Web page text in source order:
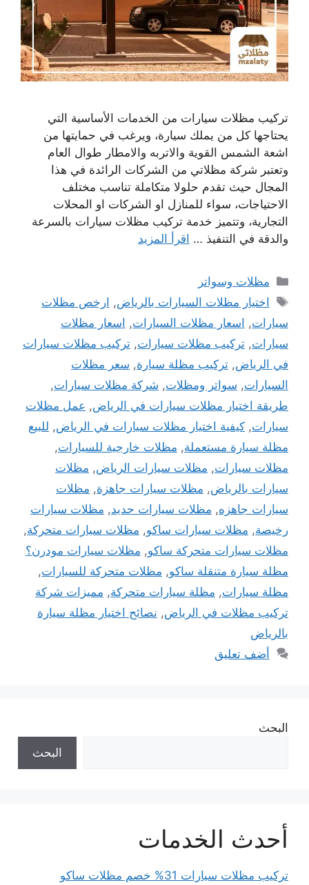
تركيب مظلات سيارات من الخدمات الأساسية التي
يحتاجها كل من يملك سيارة، ويرغب في حمايتها من
اشعة الشمس القوية والاتربه والامطار طوال العام
وتعتبر شركة مظلاتي من الشركات الرائدة في هذا
المجال حيث تقدم حلولا متكاملة تناسب مختلف
الاحتياجات، سواء للمنازل او الشركات او المحلات
التجارية، وتتميز خدمة تركيب مظلات سيارات بالسرعة
والدقة في التنفيذ … اقرأ المزيد
التصنيفات
مظلات وسواتر
الوسوم
اختيار مظلات السيارات بالرياض, ارخص مظلات
سيارات, اسعار مظلات السيارات, اسعار مظلات
سيارات, تركيب مظلات سيارات, تركيب مظلات سيارات
في الرياض, تركيب مظلة سيارة, سعر مظلات
السيارات, سواتر ومظلات, شركة مظلات سيارات,
طريقة اختيار مظلات سيارات في الرياض, عمل مظلات
سيارات, كيفية اختيار مظلات سيارات في الرياض, للبيع
مظلة سيارة مستعملة, مظلات خارجية للسيارات,
مظلات سيارات, مظلات سيارات الرياض, مظلات
سيارات بالرياض, مظلات سيارات جاهزة, مظلات
سيارات جاهزه, مظلات سيارات حديد, مظلات سيارات
رخيصة, مظلات سيارات ساكو, مظلات سيارات متحركة,
مظلات سيارات متحركة ساكو, مظلات سيارات مودرن؟
مظلة سيارة متنقلة ساكو, مظلات متحركة للسيارات,
مظلة سيارات, مظلة سيارات متحركة, مميزات شركة
تركيب مظلات في الرياض, نصائح اختيار مظلة سيارة
بالرياض
أضف تعليق
البحث
البحث
أحدث الخدمات
تركيب مظلات سيارات 31% خصم مظلات ساكو